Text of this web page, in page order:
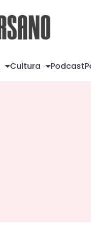
Cultura Podcast